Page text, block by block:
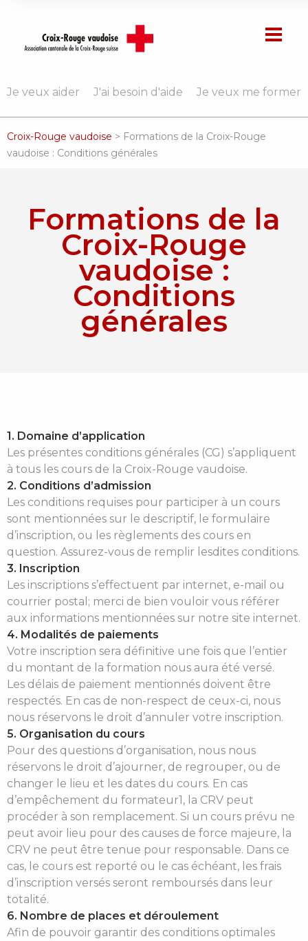
Je veux aider J'ai besoin d'aide Je veux me former
Croix-Rouge vaudoise > Formations de la Croix-Rouge
vaudoise : Conditions générales
Formations de la
Croix-Rouge
vaudoise :
Conditions
générales
1. Domaine d’application
Les présentes conditions générales (CG) s’appliquent
à tous les cours de la Croix-Rouge vaudoise.
2. Conditions d’admission
Les conditions requises pour participer à un cours
sont mentionnées sur le descriptif, le formulaire
d’inscription, ou les règlements des cours en
question. Assurez-vous de remplir lesdites conditions.
3. Inscription
Les inscriptions s’effectuent par internet, e-mail ou
courrier postal; merci de bien vouloir vous référer
aux informations mentionnées sur notre site internet.
4. Modalités de paiements
Votre inscription sera définitive une fois que l’entier
du montant de la formation nous aura été versé.
Les délais de paiement mentionnés doivent être
respectés. En cas de non-respect de ceux-ci, nous
nous réservons le droit d’annuler votre inscription.
5. Organisation du cours
Pour des questions d’organisation, nous nous
réservons le droit d’ajourner, de regrouper, ou de
changer le lieu et les dates du cours. En cas
d’empêchement du formateur1, la CRV peut
procéder à son remplacement. Si un cours prévu ne
peut avoir lieu pour des causes de force majeure, la
CRV ne peut être tenue pour responsable. Dans ce
cas, le cours est reporté ou le cas échéant, les frais
d’inscription versés seront remboursés dans leur
totalité.
6. Nombre de places et déroulement
Afin de pouvoir garantir des conditions optimales